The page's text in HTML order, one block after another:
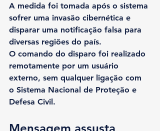
A medida foi tomada após o sistema
sofrer uma invasão cibernética e
disparar uma notificação falsa para
diversas regiões do país.
O comando do disparo foi realizado
remotamente por um usuário
externo, sem qualquer ligação com
o Sistema Nacional de Proteção e
Defesa Civil.